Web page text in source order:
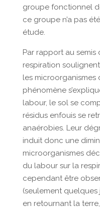
groupe fonctionnel
ce groupe n’a pas
étude.
Par rapport au
respiration
les
phénomène
labour, le sol se
résidus enfouis se
anaérobies. Leur
induit donc une
microorganismes
du labour sur la
cependant être
(seulement quelques
en retournant la